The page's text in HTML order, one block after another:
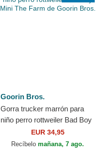
Goorin Bros.
Gorra trucker marrón para
niño perro rottweiler Bad Boy
Mini The Farm de Goorin
Bros.
EUR 34,95
Recíbelo mañana, 7 ago.